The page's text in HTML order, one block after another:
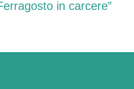
in carcere”